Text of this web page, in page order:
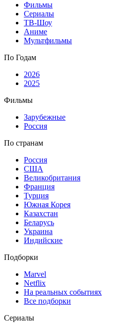
Фильмы
Сериалы
ТВ-Шоу
Аниме
Мультфильмы
По Годам
2026
2025
Фильмы
Зарубежные
Россия
По странам
Россия
США
Великобритания
Франция
Турция
Южная Корея
Казахстан
Беларусь
Украина
Индийские
Подборки
Marvel
Netflix
На реальных событиях
Все подборки
Сериалы